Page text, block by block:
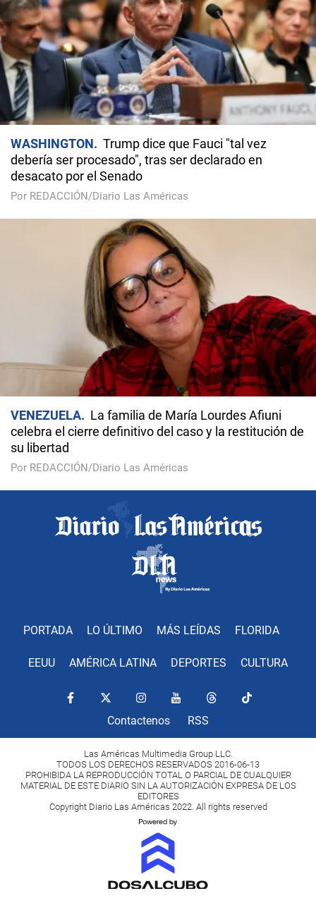
WASHINGTON
Trump dice que Fauci "tal vez
debería ser procesado", tras ser declarado en
desacato por el Senado
Por REDACCIÓN/Diario Las Américas
VENEZUELA
La familia de María Lourdes Afiuni
celebra el cierre definitivo del caso y la restitución de
su libertad
Por REDACCIÓN/Diario Las Américas
PORTADA LO ÚLTIMO MÁS LEÍDAS FLORIDA
EEUU AMÉRICA LATINA DEPORTES CULTURA
Contactenos RSS
Las Américas Multimedia Group LLC.
TODOS LOS DERECHOS RESERVADOS 2016-06-13
PROHIBIDA LA REPRODUCCIÓN TOTAL O PARCIAL DE CUALQUIER
MATERIAL DE ESTE DIARIO SIN LA AUTORIZACIÓN EXPRESA DE LOS
EDITORES
Copyright Diario Las Américas 2022. All rights reserved